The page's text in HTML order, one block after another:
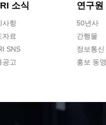
소식
사항
자료
SNS
공고
연구원
50년사
간행물
정보통
홍보 동